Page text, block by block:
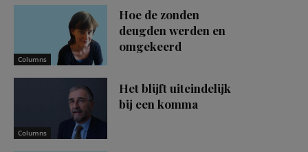
Columns
Hoe de zonden
deugden werden en
omgekeerd
Columns
Het blijft uiteindelijk
bij een komma